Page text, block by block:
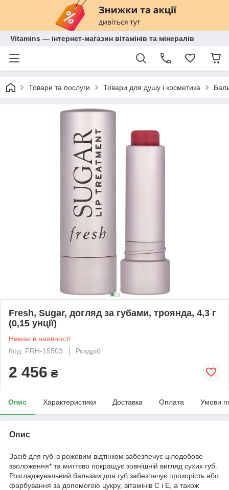
Vitamins — інтернет-магазин вітамінів та мінералів
Товари та послуги Товари для душу і косметика
Fresh, Sugar, догляд за губами, троянда, 4,3 г
(0,15 унції)
Немає в наявності
Код: FRH-15503
Роздріб
2 456 ₴
Опис Характеристики Доставка Оплата Умови
Опис
Засіб для губ із рожевим відтінком забезпечує цілодобове
зволоження* та миттєво покращує зовнішній вигляд сухих губ.
Розгладжувальний бальзам для губ забезпечує прозорість або
фарбування за допомогою цукру, вітамінів C і E, а також